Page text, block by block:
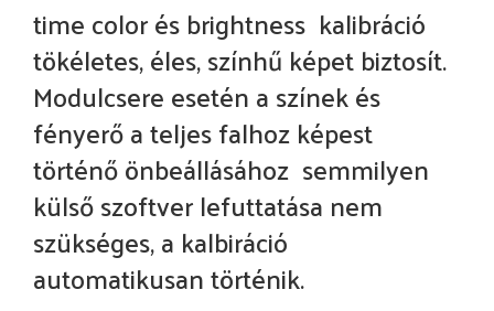
time color és brightness kalibráció
tökéletes, éles, színhű képet biztosít.
Modulcsere esetén a színek és
fényerő a teljes falhoz képest
történő önbeállásához semmilyen
külső szoftver lefuttatása nem
szükséges, a kalbiráció
automatikusan történik.